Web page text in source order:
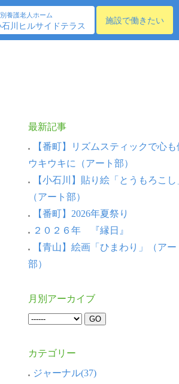
養護老人ホーム
石川ヒルサイドテラス
施設で働きたい
最新記事
【番町】リズムスティックで心も
ウキウキに（アート部）
【小石川】貼り絵「とうもろこし
（アート部）
【番町】2026年夏祭り
２０２６年 『縁日』
【青山】絵画「ひまわり」（アー
部）
月別アーカイブ
カテゴリー
ジャーナル(37)